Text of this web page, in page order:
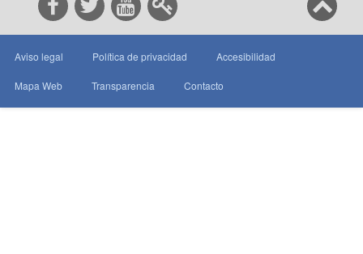
Aviso legal Política de privacidad Accesibilidad
Mapa Web Transparencia Contacto